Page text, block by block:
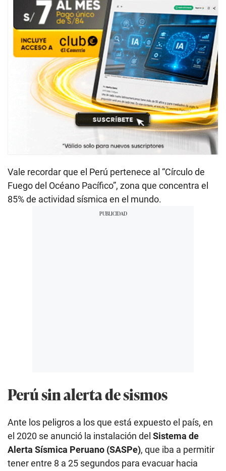
Vale recordar que el Perú pertenece al “Círculo de
Fuego del Océano Pacífico”, zona que concentra el
85% de actividad sísmica en el mundo.
Perú sin alerta de sismos
Ante los peligros a los que está expuesto el país, en
el 2020 se anunció la instalación del Sistema de
Alerta Sísmica Peruano (SASPe), que iba a permitir
tener entre 8 a 25 segundos para evacuar hacia